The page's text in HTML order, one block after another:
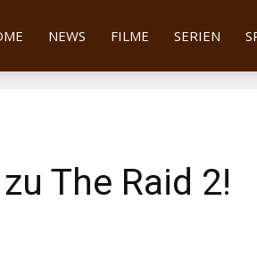
NEWS FILME SERIEN
The Raid 2!